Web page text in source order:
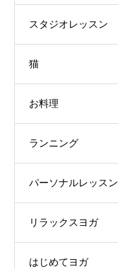
スタジオレッスン
猫
お料理
ランニング
パーソナルレッスン
リラックスヨガ
はじめてヨガ